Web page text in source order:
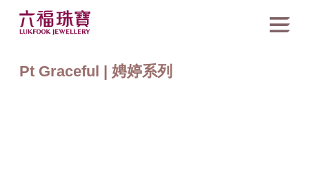
Pt Graceful | 娉婷系列